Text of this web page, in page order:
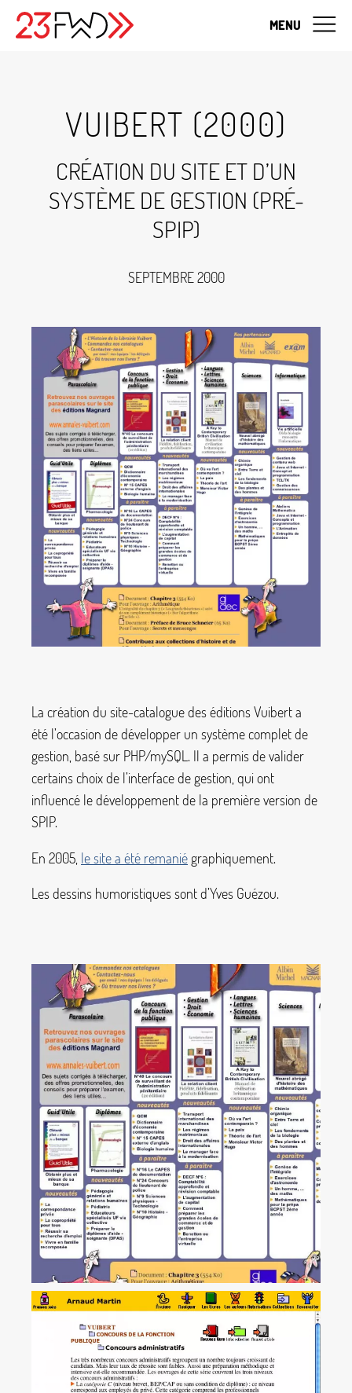
MENU
VUIBERT (2000)
CRÉATION DU SITE ET D’UN
SYSTÈME DE GESTION (PRÉ-
SPIP)
SEPTEMBRE 2000
La création du site-catalogue des éditions Vuibert a
été l’occasion de développer un système complet de
gestion, basé sur PHP/mySQL. Il a permis de valider
certains choix de l’interface de gestion, qui ont
influencé le développement de la première version de
SPIP.
En 2005, le site a été remanié graphiquement.
Les dessins humoristiques sont d’Yves Guézou.